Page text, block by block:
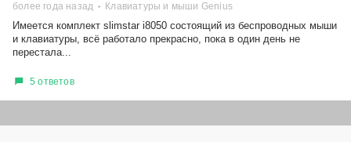
более года назад Клавиатуры и мыши Genius
Имеется комплект slimstar i8050 состоящий из беспроводных мыши
и клавиатуры, всё работало прекрасно, пока в один день не
перестала...
5 ответов